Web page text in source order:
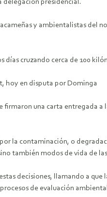
delegación presidencial.
y ambientalistas del
cruzando cerca de 100
hoy en disputa por Dominga
firmaron una carta entregada
la contaminación, o
también modos de vida de
decisiones, llamando a que
de evaluación